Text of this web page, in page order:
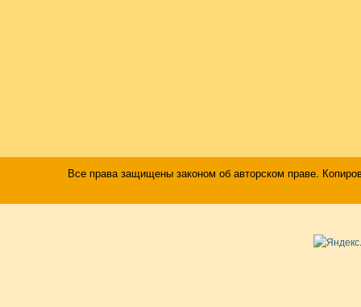
Все права защищены законом об авторском праве.